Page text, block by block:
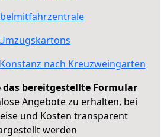
nach Kreuzweingarten
bereitgestellte Formular
Angebote zu erhalten, bei
und Kosten transparent
werden